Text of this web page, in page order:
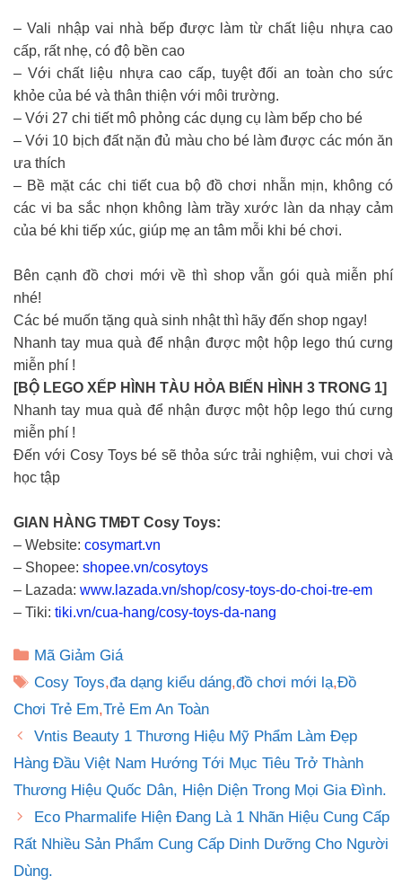
– Vali nhập vai nhà bếp được làm từ chất liệu nhựa cao
cấp, rất nhẹ, có độ bền cao
– Với chất liệu nhựa cao cấp, tuyệt đối an toàn cho sức
khỏe của bé và thân thiện với môi trường.
– Với 27 chi tiết mô phỏng các dụng cụ làm bếp cho bé
– Với 10 bịch đất nặn đủ màu cho bé làm được các món ăn
ưa thích
– Bề mặt các chi tiết cua bộ đồ chơi nhẵn mịn, không có
các vi ba sắc nhọn không làm trầy xước làn da nhạy cảm
của bé khi tiếp xúc, giúp mẹ an tâm mỗi khi bé chơi.
Bên cạnh đồ chơi mới về thì shop vẫn gói quà miễn phí
nhé!
Các bé muốn tặng quà sinh nhật thì hãy đến shop ngay!
Nhanh tay mua quà để nhận được một hộp lego thú cưng
miễn phí !
[BỘ LEGO XẾP HÌNH TÀU HỎA BIẾN HÌNH 3 TRONG 1]
Nhanh tay mua quà để nhận được một hộp lego thú cưng
miễn phí !
Đến với Cosy Toys bé sẽ thỏa sức trải nghiệm, vui chơi và
học tập
GIAN HÀNG TMĐT Cosy Toys:
– Website: cosymart.vn
– Shopee: shopee.vn/cosytoys
– Lazada: www.lazada.vn/shop/cosy-toys-do-choi-tre-em
– Tiki: tiki.vn/cua-hang/cosy-toys-da-nang
Danh
mục
Mã Giảm Giá
Thẻ
Cosy Toys,đa dạng kiểu dáng,đồ chơi mới lạ,Đồ
Chơi Trẻ Em,Trẻ Em An Toàn
Vntis Beauty 1 Thương Hiệu Mỹ Phẩm Làm Đẹp
Hàng Đầu Việt Nam Hướng Tới Mục Tiêu Trở Thành
Thương Hiệu Quốc Dân, Hiện Diện Trong Mọi Gia Đình.
Eco Pharmalife Hiện Đang Là 1 Nhãn Hiệu Cung Cấp
Rất Nhiều Sản Phẩm Cung Cấp Dinh Dưỡng Cho Người
Dùng.